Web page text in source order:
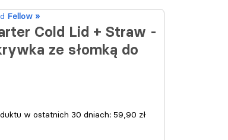
Fellow »
Cold Lid + Straw -
ze słomką do
w ostatnich 30 dniach: 59,90 zł